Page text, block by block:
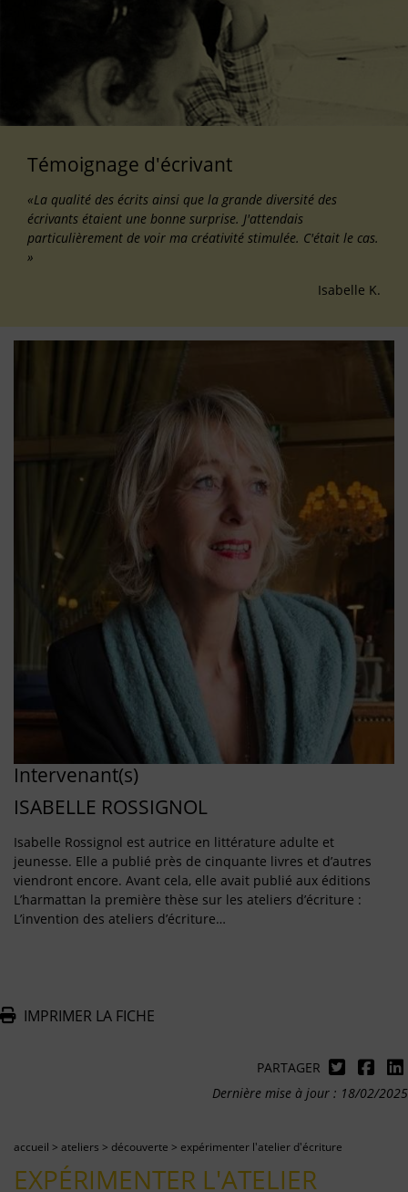
Témoignage d'écrivant
«La qualité des écrits ainsi que la grande diversité des
écrivants étaient une bonne surprise. J'attendais
particulièrement de voir ma créativité stimulée. C'était le cas.
»
Isabelle K.
Intervenant(s)
ISABELLE ROSSIGNOL
Isabelle Rossignol est autrice en littérature adulte et
jeunesse. Elle a publié près de cinquante livres et d’autres
viendront encore. Avant cela, elle avait publié aux éditions
L’harmattan la première thèse sur les ateliers d’écriture :
L’invention des ateliers d’écriture…
IMPRIMER LA FICHE
PARTAGER
Dernière mise à jour : 18/02/2025
accueil > ateliers > découverte > expérimenter l'atelier d'écriture
EXPÉRIMENTER L'ATELIER